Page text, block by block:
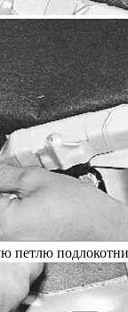
петлю